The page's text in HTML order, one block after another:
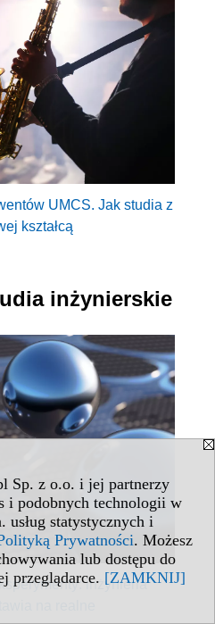
Sp. z o.o. i jej partnerzy
i podobnych technologii w
usług statystycznych i
Prywatności. Możesz
lub dostępu do
przeglądarce. [ZAMKNIJ]
UMCS. Jak studia z
kształcą
inżynierskie
inżynieria